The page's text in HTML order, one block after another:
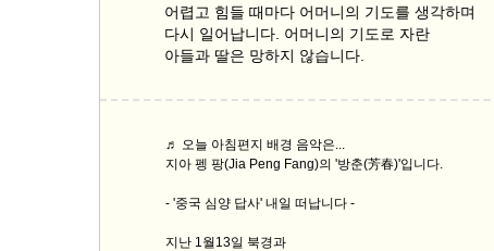
어렵고 힘들 때마다 어머니의 기도를 생각하며
다시 일어납니다. 어머니의 기도로 자란
아들과 딸은 망하지 않습니다.
♬ 오늘 아침편지 배경 음악은...
지아 펭 팡(Jia Peng Fang)의 '방춘(芳春)'입니다.
- '중국 심양 답사' 내일 떠납니다 -
지난 1월13일 북경과